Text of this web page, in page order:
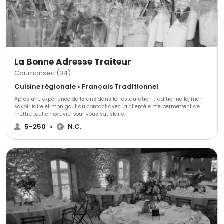
La Bonne Adresse Traiteur
Cournonsec (34)
Cuisine régionale • Français Traditionnel
Après une expérience de 15 ans dans la restauration traditionnelle, mon
savoir faire et mon gout du contact avec la clientèle me permettent de
mettre tout en oeuvre pour vous satisfaire.
5-250 • N.C.